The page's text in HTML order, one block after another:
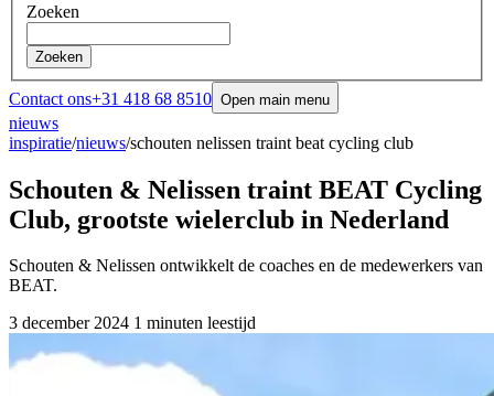
Zoeken
Zoeken
Contact ons+31 418 68 8510 Open main menu
nieuws
inspiratie/nieuws/schouten nelissen traint beat cycling club
Schouten & Nelissen traint BEAT Cycling
Club, grootste wielerclub in Nederland
Schouten & Nelissen ontwikkelt de coaches en de medewerkers van
BEAT.
3 december 2024 1 minuten leestijd